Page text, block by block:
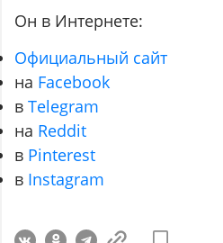
Он в Интернете:
Официальный сайт
на Facebook
вTelegram
на Reddit
в Pinterest
в Instagram